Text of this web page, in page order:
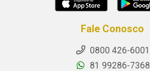
Fale Conosco
0800 426-6001
81 99286-7368